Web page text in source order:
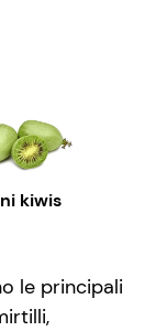
kiwis
le principali